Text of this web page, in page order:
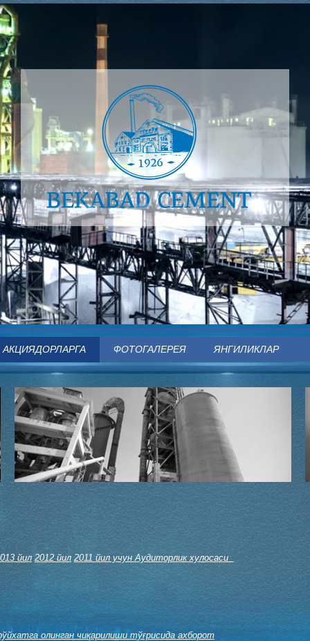
АКЦИЯДОРЛАРГА ФОТОГАЛЕРЕЯ ЯНГИЛИКЛАР
йил 2012 йил 2011 йил учун Аудиторлик хулосаси
олинган чиқарилиши тўғрисида ахборот